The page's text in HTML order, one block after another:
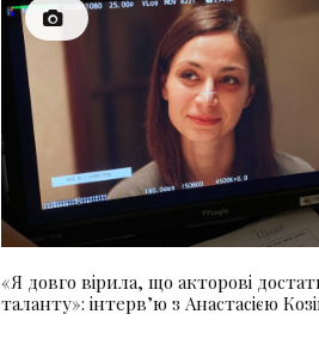
«Я довго вірила, що акторові
таланту»: інтерв’ю з Анастасією